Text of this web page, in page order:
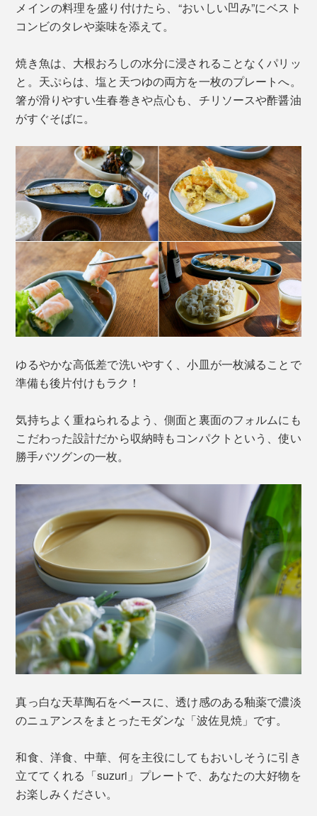
メインの料理を盛り付けたら、“おいしい凹み”にベスト
コンビのタレや薬味を添えて。
焼き魚は、大根おろしの水分に浸されることなくパリッ
と。天ぷらは、塩と天つゆの両方を一枚のプレートへ。
箸が滑りやすい生春巻きや点心も、チリソースや酢醤油
がすぐそばに。
ゆるやかな高低差で洗いやすく、小皿が一枚減ることで
準備も後片付けもラク！
気持ちよく重ねられるよう、側面と裏面のフォルムにも
こだわった設計だから収納時もコンパクトという、使い
勝手バツグンの一枚。
真っ白な天草陶石をベースに、透け感のある釉薬で濃淡
のニュアンスをまとったモダンな「波佐見焼」です。
和食、洋食、中華、何を主役にしてもおいしそうに引き
立ててくれる「suzuri」プレートで、あなたの大好物を
お楽しみください。